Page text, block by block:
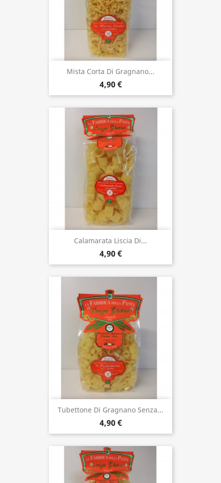
Mista Corta Di Gragnano...
4,90 €
Calamarata Liscia Di...
4,90 €
Tubettone Di Gragnano Senza...
4,90 €